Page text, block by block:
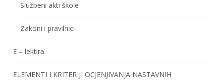
Službeni akti škole
Zakoni i pravilnici
E – lektira
ELEMENTI I KRITERIJI OCJENJIVANJA NASTAVNIH